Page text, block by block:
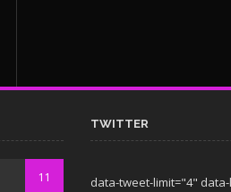
11
TWITTER
data-tweet-limit="4"